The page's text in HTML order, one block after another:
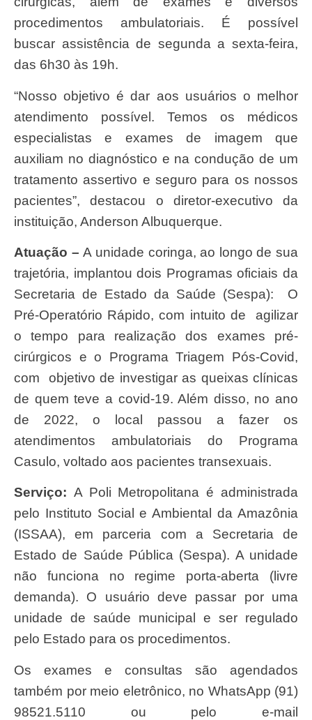
procedimentos ambulatoriais. É possível
buscar assistência de segunda a sexta-feira,
das 6h30 às 19h.
“Nosso objetivo é dar aos usuários o melhor
atendimento possível. Temos os médicos
especialistas e exames de imagem que
auxiliam no diagnóstico e na condução de um
tratamento assertivo e seguro para os nossos
pacientes”, destacou o diretor-executivo da
instituição, Anderson Albuquerque.
Atuação – A unidade coringa, ao longo de sua
trajetória, implantou dois Programas oficiais da
Secretaria de Estado da Saúde (Sespa): O
Pré-Operatório Rápido, com intuito de agilizar
o tempo para realização dos exames pré-
cirúrgicos e o Programa Triagem Pós-Covid,
com objetivo de investigar as queixas clínicas
de quem teve a covid-19. Além disso, no ano
de 2022, o local passou a fazer os
atendimentos ambulatoriais do Programa
Casulo, voltado aos pacientes transexuais.
Serviço: A Poli Metropolitana é administrada
pelo Instituto Social e Ambiental da Amazônia
(ISSAA), em parceria com a Secretaria de
Estado de Saúde Pública (Sespa). A unidade
não funciona no regime porta-aberta (livre
demanda). O usuário deve passar por uma
unidade de saúde municipal e ser regulado
pelo Estado para os procedimentos.
Os exames e consultas são agendados
também por meio eletrônico, no WhatsApp (91)
98521.5110 ou pelo e-mail